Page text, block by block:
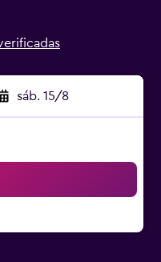
sáb. 15/8